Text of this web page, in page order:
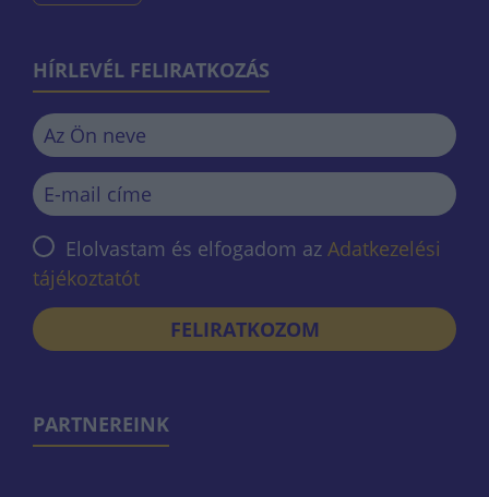
HÍRLEVÉL FELIRATKOZÁS
Elolvastam és elfogadom az Adatkezelési
tájékoztatót
FELIRATKOZOM
PARTNEREINK